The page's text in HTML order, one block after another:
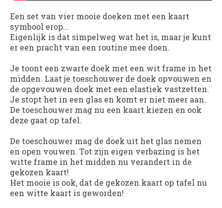
Een set van vier mooie doeken met een kaart
symbool erop...
Eigenlijk is dat simpelweg wat het is, maar je kunt
er een pracht van een routine mee doen.
Je toont een zwarte doek met een wit frame in het
midden. Laat je toeschouwer de doek opvouwen en
de opgevouwen doek met een elastiek vastzetten.
Je stopt het in een glas en komt er niet meer aan.
De toeschouwer mag nu een kaart kiezen en ook
deze gaat op tafel.
De toeschouwer mag de doek uit het glas nemen
en open vouwen. Tot zijn eigen verbazing is het
witte frame in het midden nu verandert in de
gekozen kaart!
Het mooie is ook, dat de gekozen kaart op tafel nu
een witte kaart is geworden!